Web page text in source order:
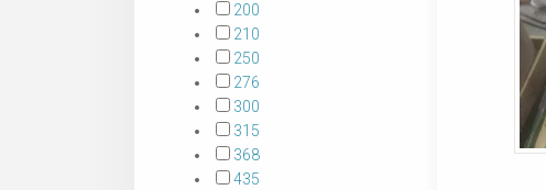
200
210
250
276
300
315
368
435